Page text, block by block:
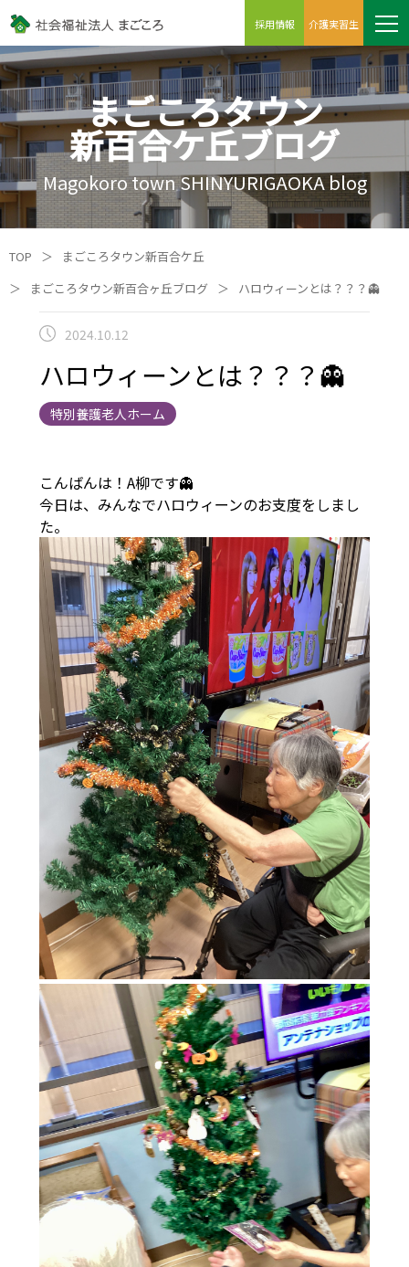
採用情報 介護実習生
まごころタウン
新百合ケ丘ブログ
Magokoro town SHINYURIGAOKA blog
TOP ＞
まごころタウン新百合ケ丘
＞
まごころタウン新百合ヶ丘ブログ ＞ ハロウィーンとは？？？👻
2024.10.12
ハロウィーンとは？？？👻
特別養護老人ホーム
こんばんは！A柳です👻
今日は、みんなでハロウィーンのお支度をしまし
た。